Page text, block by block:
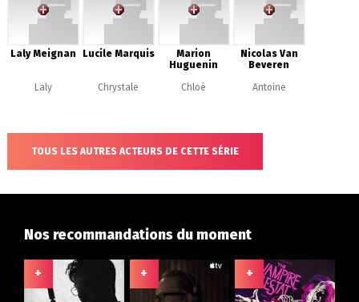
Laly Meignan
Laly
Lucile Marquis
Chrystale
Marion
Huguenin
Chloé
Nicolas Van
Beveren
Antoine
TOUS LES AUTRES ACTEURS DE CETTE SÉRIE
Nos recommandations du moment
+ + +